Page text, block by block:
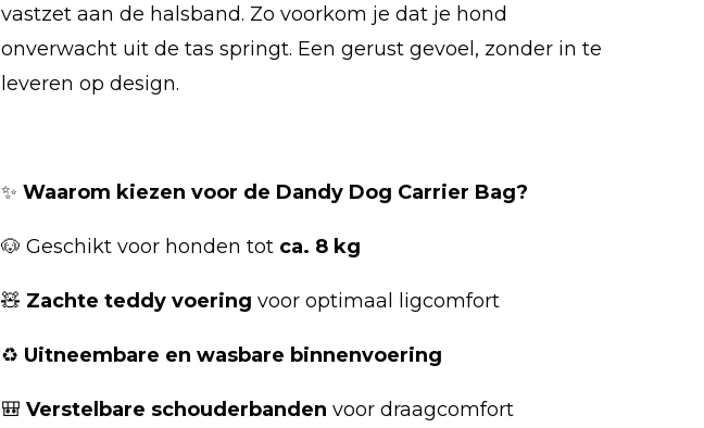
vastzet aan de halsband. Zo voorkom je dat je hond
onverwacht uit de tas springt. Een gerust gevoel, zonder in te
leveren op design.
✨ Waarom kiezen voor de Dandy Dog Carrier Bag?
🐶 Geschikt voor honden tot ca. 8 kg
🧸 Zachte teddy voering voor optimaal ligcomfort
♻️ Uitneembare en wasbare binnenvoering
🎒 Verstelbare schouderbanden voor draagcomfort